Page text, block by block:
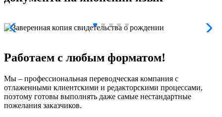
Работаем с любым форматом!
Мы – профессиональная переводческая компания с
отлаженными клиентскими и редакторскими процессами,
поэтому готовы выполнять даже самые нестандартные
пожелания заказчиков.